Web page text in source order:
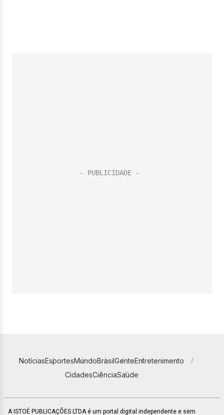
NotíciasEsportesMundoBrasilGenteEntretenimento
CidadesCiênciaSaúde
A ISTOÉ PUBLICAÇÕES LTDA é um portal digital independente e sem